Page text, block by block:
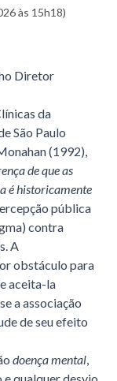
às 15h18)
Diretor
da
São Paulo
(1992),
de que as
é historicamente
pública
contra
A
obstáculo para
aceita-la
a associação
de seu efeito
doença mental,